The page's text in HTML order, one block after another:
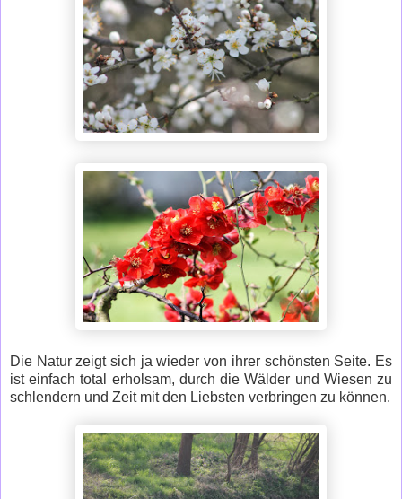
Die Natur zeigt sich ja wieder von ihrer schönsten Seite. Es
ist einfach total erholsam, durch die Wälder und Wiesen zu
schlendern und Zeit mit den Liebsten verbringen zu können.